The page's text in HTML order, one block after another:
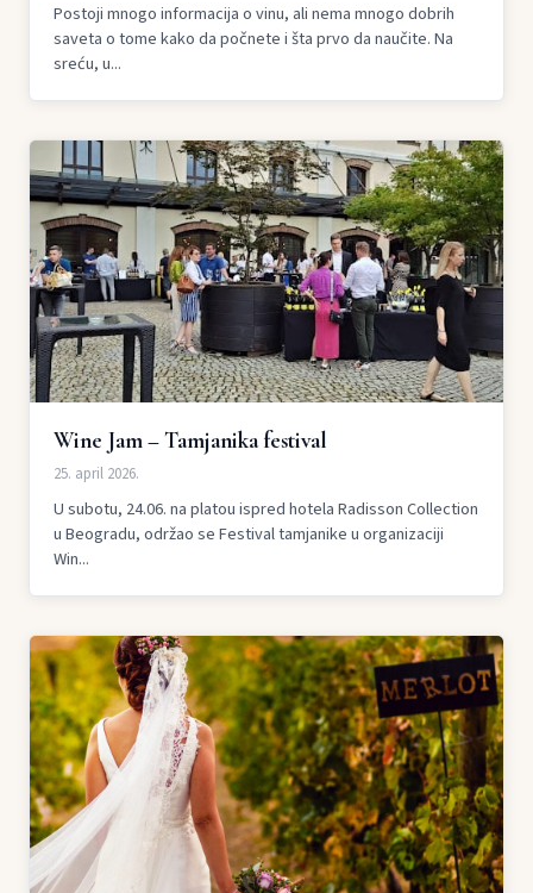
Postoji mnogo informacija o vinu, ali nema mnogo dobrih
saveta o tome kako da počnete i šta prvo da naučite. Na
sreću, u...
Wine Jam – Tamjanika festival
25. april 2026.
U subotu, 24.06. na platou ispred hotela Radisson Collection
u Beogradu, održao se Festival tamjanike u organizaciji
Win...